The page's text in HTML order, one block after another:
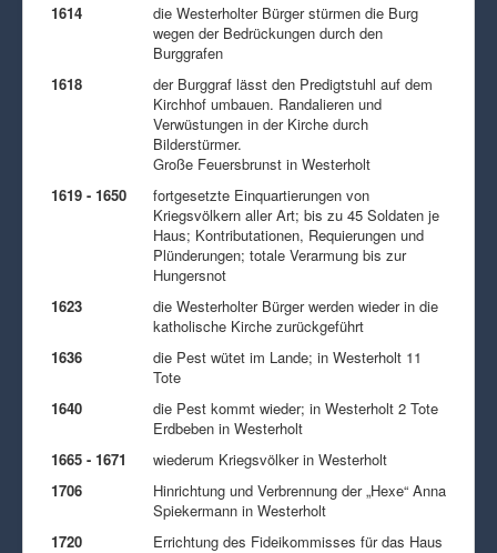
1614
die Westerholter Bürger stürmen die Burg
wegen der Bedrückungen durch den
Burggrafen
1618
der Burggraf lässt den Predigtstuhl auf dem
Kirchhof umbauen. Randalieren und
Verwüstungen in der Kirche durch
Bilderstürmer.
Große Feuersbrunst in Westerholt
1619 - 1650
fortgesetzte Einquartierungen von
Kriegsvölkern aller Art; bis zu 45 Soldaten je
Haus; Kontributationen, Requierungen und
Plünderungen; totale Verarmung bis zur
Hungersnot
1623
die Westerholter Bürger werden wieder in die
katholische Kirche zurückgeführt
1636
die Pest wütet im Lande; in Westerholt 11
Tote
1640
die Pest kommt wieder; in Westerholt 2 Tote
Erdbeben in Westerholt
1665 - 1671
wiederum Kriegsvölker in Westerholt
1706
Hinrichtung und Verbrennung der „Hexe“ Anna
Spiekermann in Westerholt
1720
Errichtung des Fideikommisses für das Haus